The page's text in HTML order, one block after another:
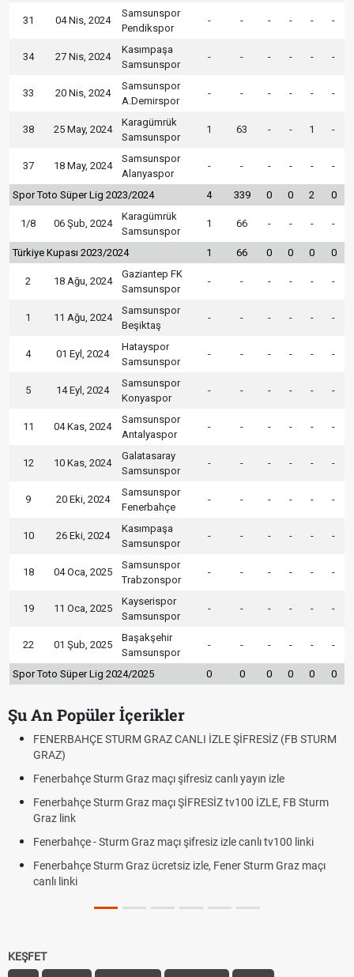
31 04 Nis, 2024
Samsunspor
Pendikspor
- - - - - -
34 27 Nis, 2024
Kasımpaşa
Samsunspor
- - - - - -
33 20 Nis, 2024
Samsunspor
A.Demirspor
- - - - - -
38 25 May, 2024
Karagümrük
Samsunspor
1 63 - - 1 -
37 18 May, 2024
Samsunspor
Alanyaspor
- - - - - -
Spor Toto Süper Lig 2023/2024 4 339 0 0 2 0
1/8 06 Şub, 2024
Karagümrük
Samsunspor
1 66 - - - -
Türkiye Kupası 2023/2024 1 66 0 0 0 0
2 18 Ağu, 2024
Gaziantep FK
Samsunspor
- - - - - -
1 11 Ağu, 2024
Samsunspor
Beşiktaş
- - - - - -
4 01 Eyl, 2024
Hatayspor
Samsunspor
- - - - - -
5 14 Eyl, 2024
Samsunspor
Konyaspor
- - - - - -
11 04 Kas, 2024
Samsunspor
Antalyaspor
- - - - - -
12 10 Kas, 2024
Galatasaray
Samsunspor
- - - - - -
9 20 Eki, 2024
Samsunspor
Fenerbahçe
- - - - - -
10 26 Eki, 2024
Kasımpaşa
Samsunspor
- - - - - -
18 04 Oca, 2025
Samsunspor
Trabzonspor
- - - - - -
19 11 Oca, 2025
Kayserispor
Samsunspor
- - - - - -
22 01 Şub, 2025
Başakşehir
Samsunspor
- - - - - -
Spor Toto Süper Lig 2024/2025 0 0 0 0 0 0
Şu An Popüler İçerikler
FENERBAHÇE STURM GRAZ CANLI İZLE ŞİFRESİZ (FB STURM
GRAZ)
Fenerbahçe Sturm Graz maçı şifresiz canlı yayın izle
Fenerbahçe Sturm Graz maçı ŞİFRESİZ tv100 İZLE, FB Sturm
Graz link
Fenerbahçe - Sturm Graz maçı şifresiz izle canlı tv100 linki
Fenerbahçe Sturm Graz ücretsiz izle, Fener Sturm Graz maçı
canlı linki
KEŞFET